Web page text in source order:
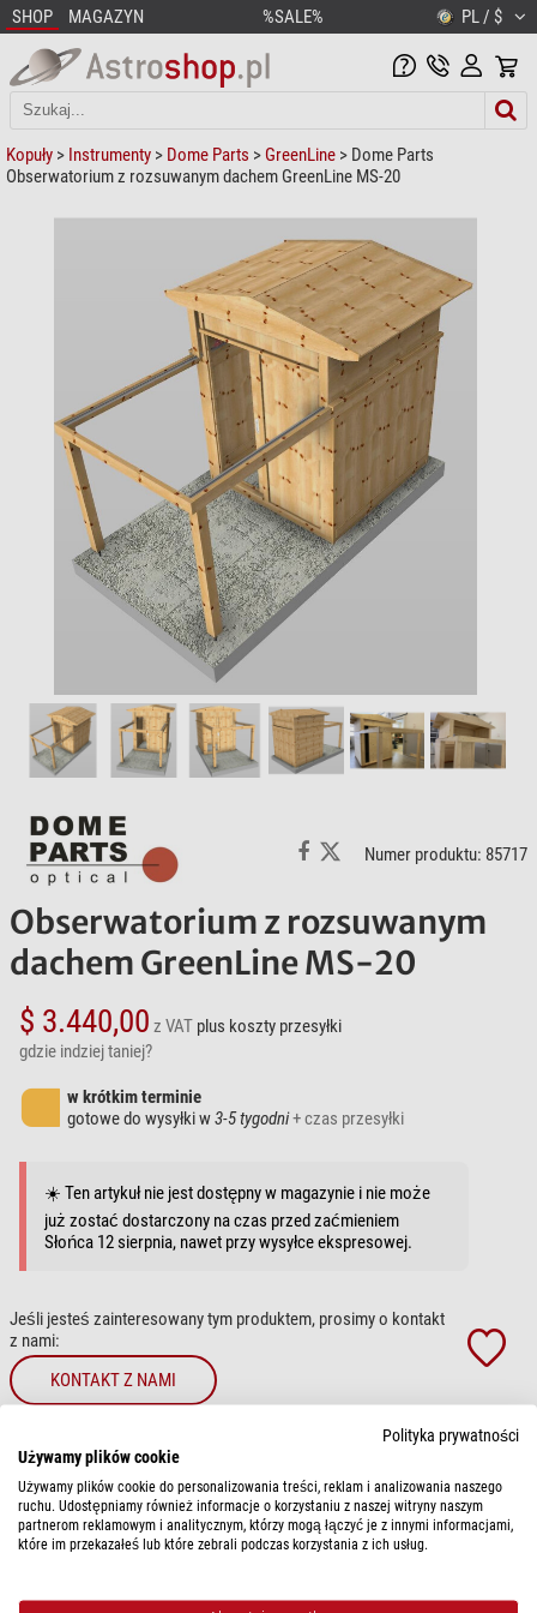
SHOP MAGAZYN %SALE% PL / $
Kopuły > Instrumenty > Dome Parts > GreenLine > Dome Parts
Obserwatorium z rozsuwanym dachem GreenLine MS-20
Numer produktu: 85717
Obserwatorium z rozsuwanym
dachem GreenLine MS-20
$ 3.440,00 z VAT plus koszty przesyłki
gdzie indziej taniej?
w krótkim terminie
gotowe do wysyłki w3-5 tygodni+ czas przesyłki
☀️ Ten artykuł nie jest dostępny w magazynie i nie może
już zostać dostarczony na czas przed zaćmieniem
Słońca 12 sierpnia, nawet przy wysyłce ekspresowej.
Jeśli jesteś zainteresowany tym produktem, prosimy o kontakt
z nami:
KONTAKT Z NAMI
OPIS ARTYKUŁU
W celu uzyskania dalszych informacji kliknij po prostu na przycisk
Polityka prywatności
Używamy plików cookie
Używamy plików cookie do personalizowania treści, reklam i analizowania naszego
ruchu. Udostępniamy również informacje o korzystaniu z naszej witryny naszym
partnerom reklamowym i analitycznym, którzy mogą łączyć je z innymi informacjami,
które im przekazałeś lub które zebrali podczas korzystania z ich usług.